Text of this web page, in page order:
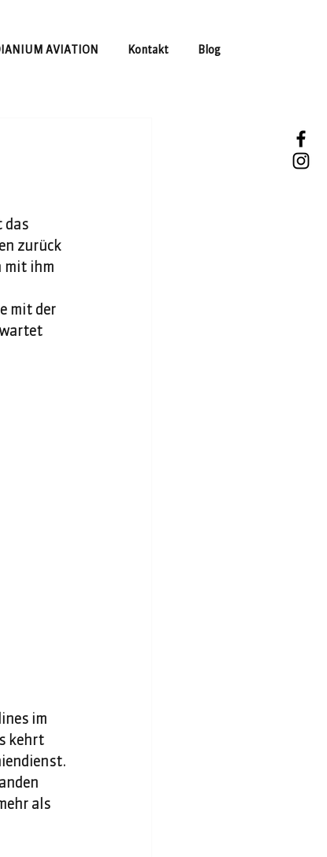
AVIATION Kontakt Blog
das
zurück
mit ihm
mit der
im
kehrt
als